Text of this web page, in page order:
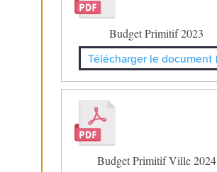
Budget Primitif 2023
Télécharger le document
Budget Primitif Ville 2024